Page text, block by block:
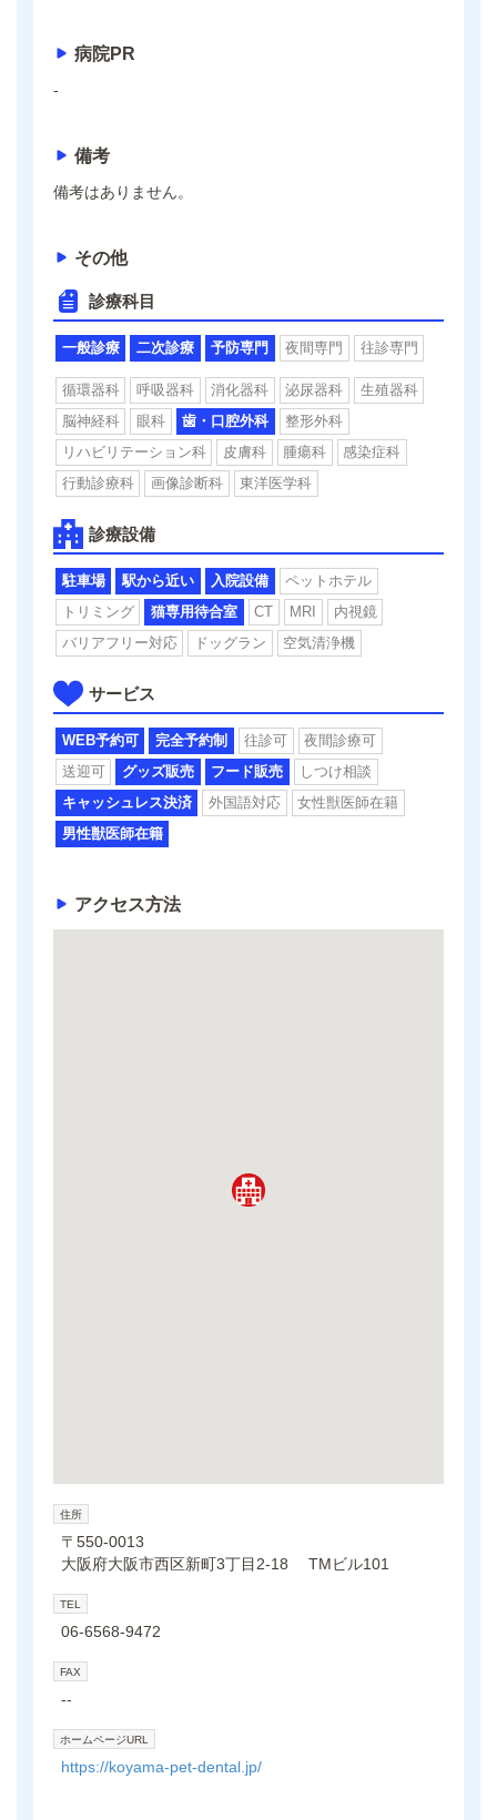
病院PR
-
備考
備考はありません。
その他
診療科目
一般診療 二次診療 予防専門 夜間専門 往診専門
循環器科 呼吸器科 消化器科 泌尿器科
生殖器科
脳神経科
眼科 歯・口腔外科
整形外科
リハビリテーション科
皮膚科 腫瘍科
感染症科
行動診療科
画像診断科 東洋医学科
診療設備
駐車場 駅から近い 入院設備
ペットホテル
トリミング
猫専用待合室 CT MRI
内視鏡
バリアフリー対応
ドッグラン 空気清浄機
サービス
WEB予約可 完全予約制 往診可
夜間診療可
送迎可
グッズ販売 フード販売
しつけ相談
キャッシュレス決済
外国語対応
女性獣医師在籍
男性獣医師在籍
アクセス方法
住所
〒550-0013
大阪府大阪市西区新町3丁目2-18 TMビル101
TEL
06-6568-9472
FAX
--
ホームページURL
https://koyama-pet-dental.jp/